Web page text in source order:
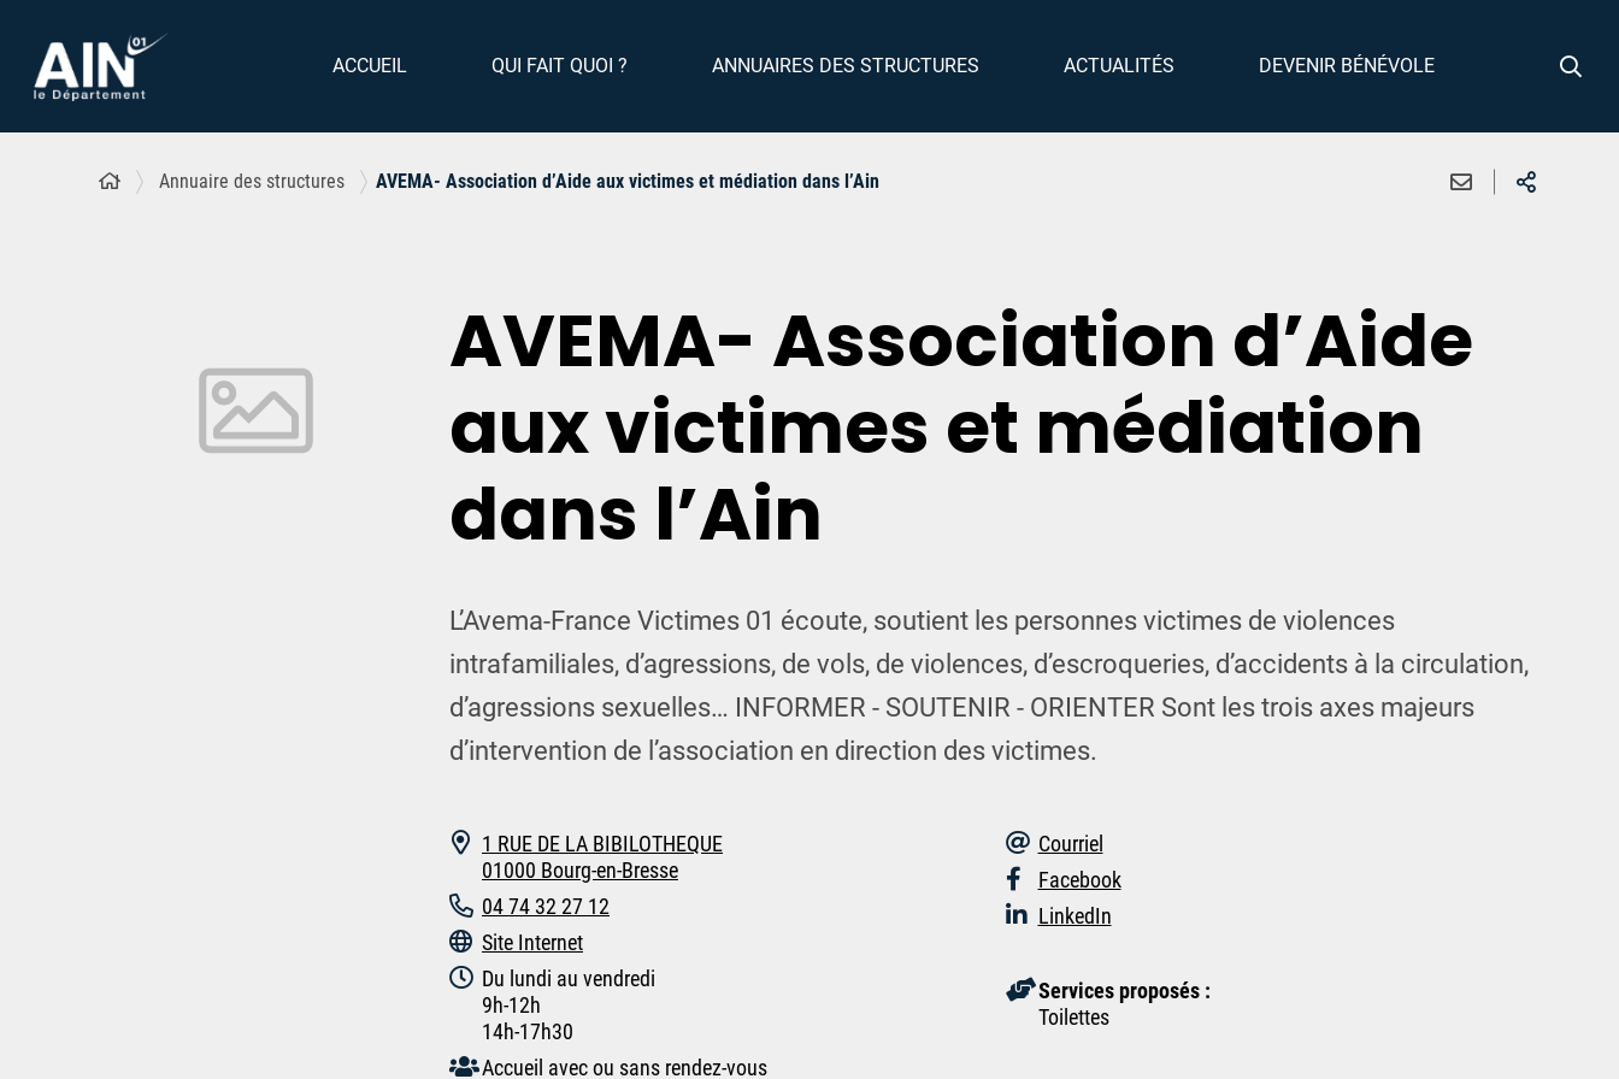
ACCUEIL QUI FAIT QUOI ? ANNUAIRES DES STRUCTURES ACTUALITÉS DEVENIR BÉNÉVOLE
Annuaire des structures AVEMA- Association d’Aide aux victimes et médiation dans l’Ain
AVEMA- Association d’Aide
aux victimes et médiation
dans l’Ain
L’Avema-France Victimes 01 écoute, soutient les personnes victimes de violences
intrafamiliales, d’agressions, de vols, de violences, d’escroqueries, d’accidents à la circulation,
d’agressions sexuelles… INFORMER - SOUTENIR - ORIENTER Sont les trois axes majeurs
d’intervention de l’association en direction des victimes.
1 RUE DE LA BIBILOTHEQUE
01000 Bourg-en-Bresse
04 74 32 27 12
Site Internet
Du lundi au vendredi
9h-12h
14h-17h30
Accueil avec ou sans rendez-vous
Courriel
Facebook
LinkedIn
Services proposés :
Toilettes